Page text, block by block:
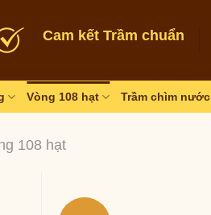
Cam kết Trầm chuẩn
Vòng 108 hạt Trầm chìm nước
108 hạt